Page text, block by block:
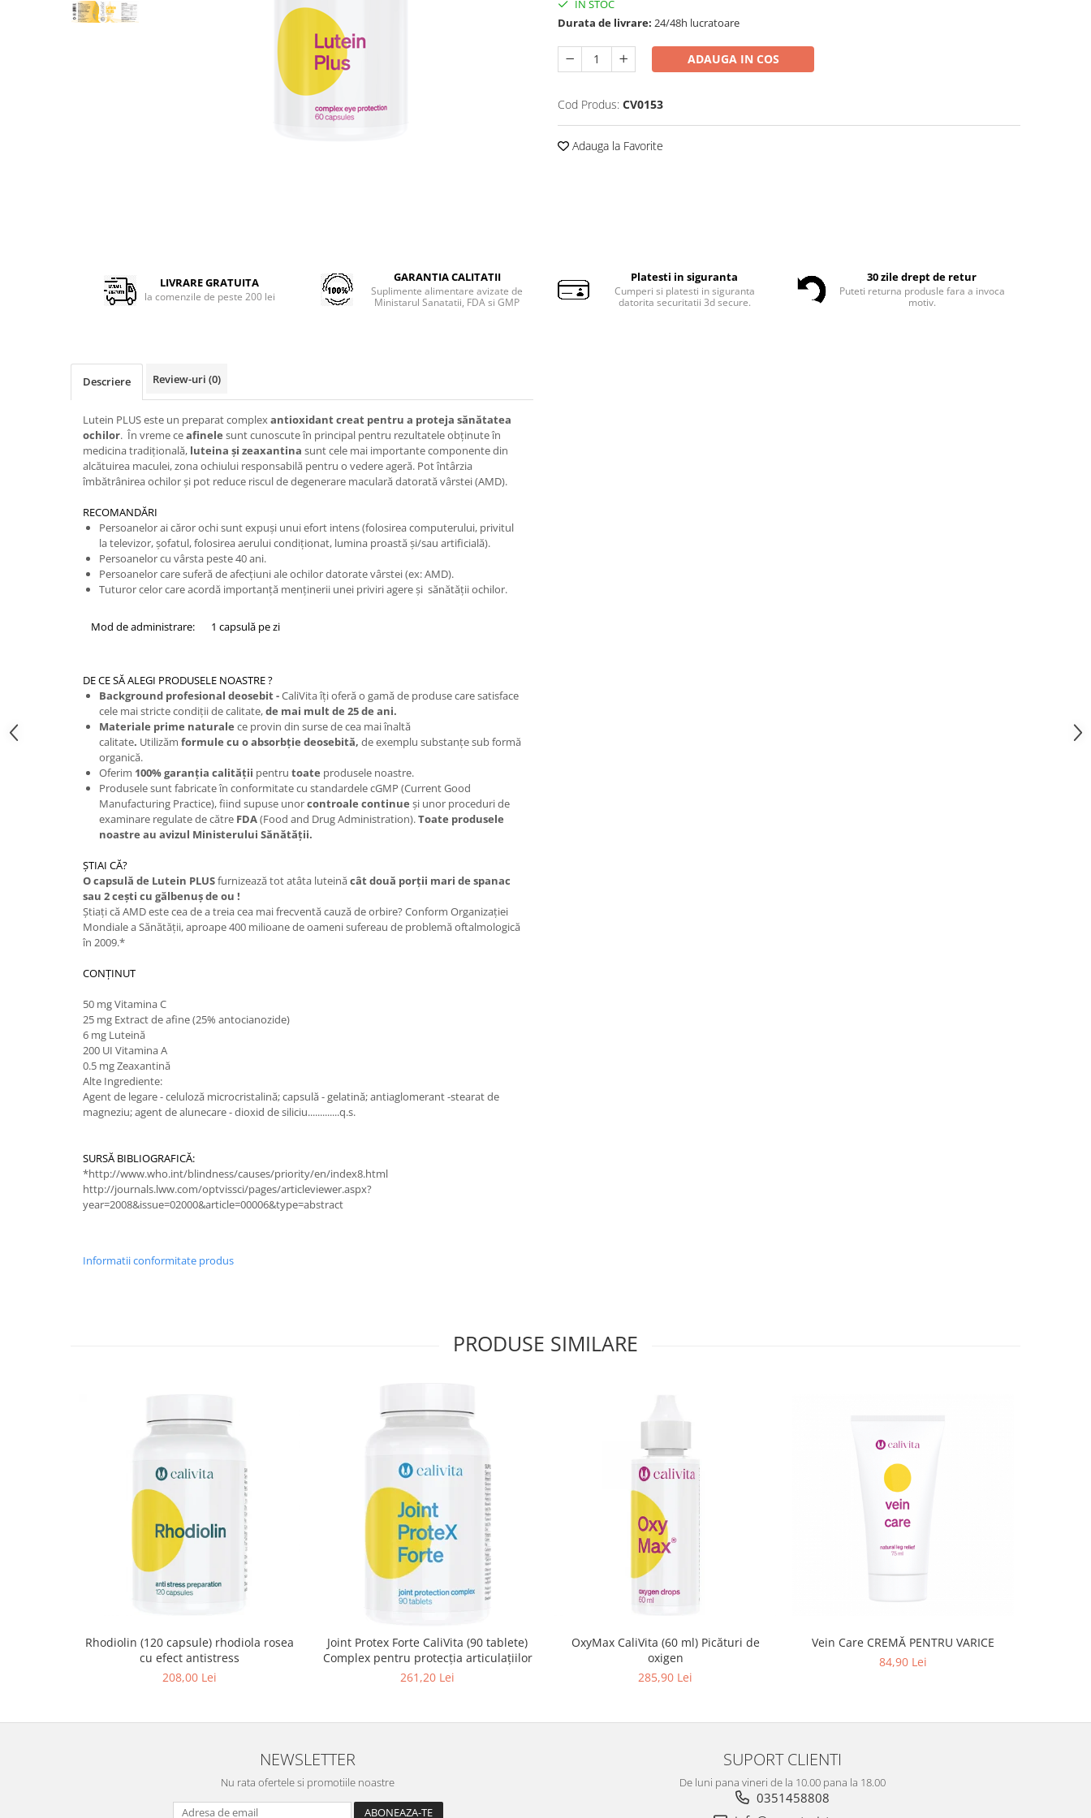
Pentru copii
IN STOC
Durata de livrare: 24/48h lucratoare
ADAUGA IN COS
Cod Produs: CV0153
Adauga la Favorite
LIVRARE GRATUITA
la comenzile de peste 200 lei
GARANTIA CALITATII
Suplimente alimentare avizate de
Ministarul Sanatatii, FDA si GMP
Platesti in siguranta
Cumperi si platesti in siguranta
datorita securitatii 3d secure.
30 zile drept de retur
Puteti returna produsle fara a invoca
motiv.
Descriere Review-uri (0)
Lutein PLUS este un preparat complexantioxidant creat pentru a proteja sănătatea
ochilor. În vreme ceafinele sunt cunoscute în principal pentru rezultatele obţinute în
medicina tradiţională, luteina şi zeaxantina sunt cele mai importante componente din
alcătuirea maculei, zona ochiului responsabilă pentru o vedere ageră. Pot întârzia
îmbătrânirea ochilor şi pot reduce riscul de degenerare maculară datorată vârstei (AMD).
RECOMANDĂRI
Persoanelor ai căror ochi sunt expuşi unui efort intens (folosirea computerului, privitul
la televizor, şofatul, folosirea aerului condiţionat, lumina proastă şi/sau artificială).
Persoanelor cu vârsta peste 40 ani.
Persoanelor care suferă de afecţiuni ale ochilor datorate vârstei (ex: AMD).
Tuturor celor care acordă importanţă menţinerii unei priviri agere şi sănătăţii ochilor.
Mod de administrare: 1 capsulă pe zi
DE CE SĂ ALEGI PRODUSELE NOASTRE ?
Background profesional deosebit -CaliVita îţi oferă o gamă de produse care satisface
cele mai stricte condiţii de calitate,de mai mult de 25 de ani.
Materiale prime naturale ce provin din surse de cea mai înaltă
calitate. Utilizăm formule cu o absorbţie deosebită, de exemplu substanţe sub formă
organică.
Oferim 100% garanţia calităţii pentru toate produsele noastre.
Produsele sunt fabricate în conformitate cu standardele cGMP (Current Good
Manufacturing Practice), fiind supuse unorcontroale continue şi unor proceduri de
examinare regulate de către FDA(Food and Drug Administration).Toate produsele
noastre au avizul Ministerului Sănătăţii.
ŞTIAI CĂ?
O capsulă de Lutein PLUSfurnizează tot atâta luteinăcât două porţii mari de spanac
sau 2 ceşti cu gălbenuş de ou !
Ştiaţi că AMD este cea de a treia cea mai frecventă cauză de orbire? Conform Organizaţiei
Mondiale a Sănătăţii, aproape 400 milioane de oameni sufereau de problemă oftalmologică
în 2009.*
CONŢINUT
50 mg Vitamina C
25 mg Extract de afine (25% antocianozide)
6 mg Luteină
200 UI Vitamina A
0.5 mg Zeaxantină
Alte Ingrediente:
Agent de legare - celuloză microcristalină; capsulă - gelatină; antiaglomerant -stearat de
magneziu; agent de alunecare - dioxid de siliciu.............q.s.
SURSĂ BIBLIOGRAFICĂ:
*http://www.who.int/blindness/causes/priority/en/index8.html
http://journals.lww.com/optvissci/pages/articleviewer.aspx?
year=2008&issue=02000&article=00006&type=abstract
Informatii conformitate produs
PRODUSE SIMILARE
Rhodiolin (120 capsule) rhodiola rosea
cu efect antistress
208,00 Lei
Joint Protex Forte CaliVita (90 tablete)
Complex pentru protecţia articulaţiilor
261,20 Lei
OxyMax CaliVita (60 ml) Picături de
oxigen
285,90 Lei
Vein Care CREMĂ PENTRU VARICE
84,90 Lei
NEWSLETTER
Nu rata ofertele si promotiile noastre
SUPORT CLIENTI
De luni pana vineri de la 10.00 pana la 18.00
0351458808